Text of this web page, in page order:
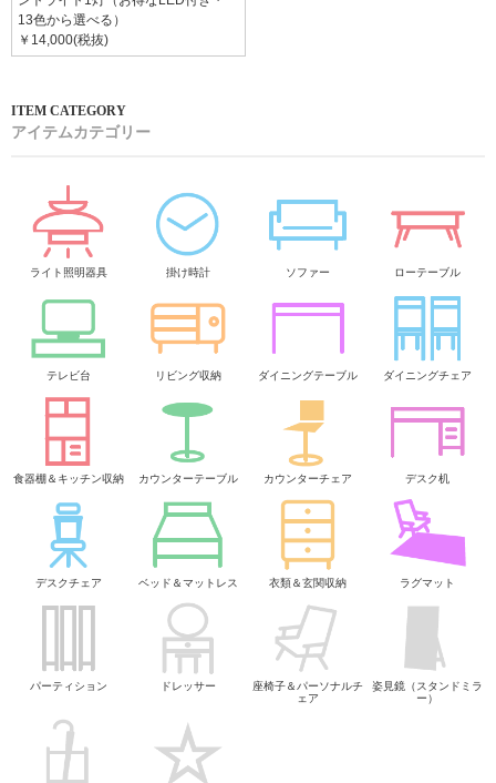
13色から選べる）
￥14,000(税抜)
アイテムカテゴリー
ライト照明器具 掛け時計 ソファー ローテーブル
テレビ台 リビング収納 ダイニングテーブル ダイニングチェア
食器棚＆キッチン収納 カウンターテーブル カウンターチェア デスク机
デスクチェア ベッド＆マットレス 衣類＆玄関収納 ラグマット
パーティション ドレッサー
座椅子＆パーソナルチ
ェア
姿見鏡（スタンドミラ
ー）